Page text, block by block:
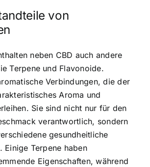
von
neben CBD auch andere
Terpene und Flavonoide.
Verbindungen, die der
Aroma und
Sie sind nicht nur für den
verantwortlich, sondern
gesundheitliche
Einige Terpene haben
Eigenschaften, während